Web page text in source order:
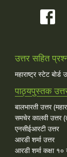
उत्तर सहित
महाराष्ट्र स्टेट
पाठ्यपुस्तक
बालभारती उत्तर
समचेर कालवी उत्तर
एनसीईआरटी उत्तर
आरडी शर्मा उत्तर
आरडी शर्मा कक्षा १०